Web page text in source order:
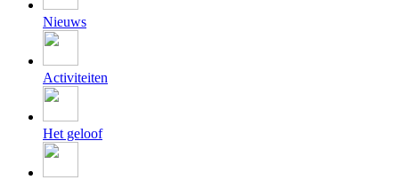
Nieuws
Activiteiten
Het geloof